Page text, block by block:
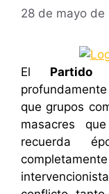
28 de mayo de
El Partido
que grupos
masacres
recuerda